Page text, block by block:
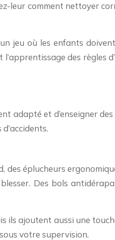
leur comment nettoyer
jeu où les enfants
des règles
adapté et d’enseigner
éplucheurs
Des bols
ajoutent aussi une
votre supervision.